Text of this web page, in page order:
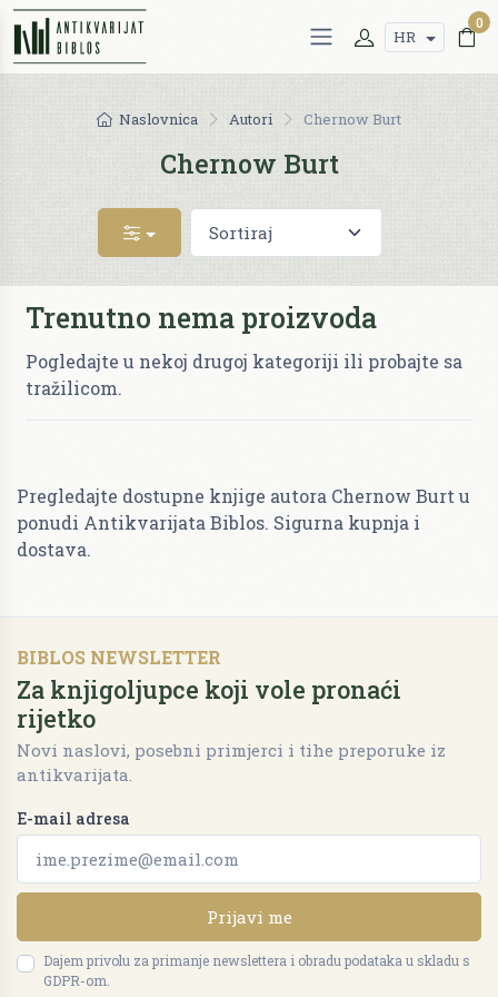
HR
0
Naslovnica Autori Chernow Burt
Chernow Burt
Trenutno nema proizvoda
Pogledajte u nekoj drugoj kategoriji ili probajte sa
tražilicom.
Pregledajte dostupne knjige autora Chernow Burt u
ponudi Antikvarijata Biblos. Sigurna kupnja i
dostava.
BIBLOS NEWSLETTER
Za knjigoljupce koji vole pronaći
rijetko
Novi naslovi, posebni primjerci i tihe preporuke iz
antikvarijata.
E-mail adresa
Prijavi me
Dajem privolu za primanje newslettera i obradu podataka u skladu s
GDPR-om.